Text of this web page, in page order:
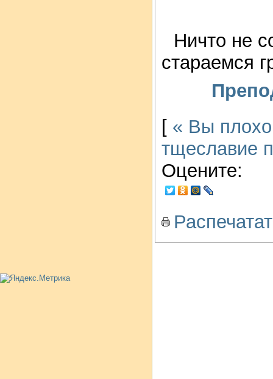
Ничто не
стараемся
[ « Вы плохо
тщеславие
Оцените: